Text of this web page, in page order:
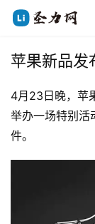
苹果新品发
4月23日晚，苹
举办一场特别活
件。